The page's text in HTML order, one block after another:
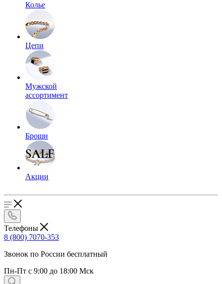
Колье
Цепи
Мужской
ассортимент
Броши
Акции
Телефоны
8 (800) 7070-353
Звонок по России бесплатный
Пн-Пт с 9:00 до 18:00 Мск